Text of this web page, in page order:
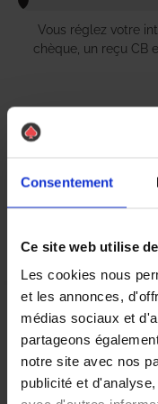
Consentement
Ce site web utilise
Les cookies nous
et les annonces,
médias sociaux et
partageons
notre site avec nos
publicité et
Vous réglez votre
chèque, un reçu CB
Vous évaluez la
Vous recevez une
Nous
Si vous êtes à Issoire